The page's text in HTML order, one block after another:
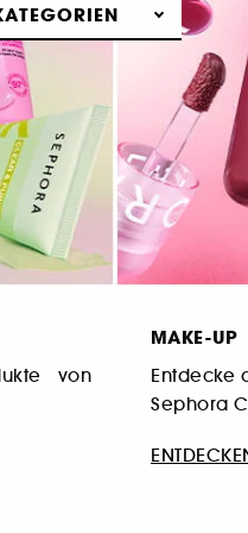
von
MAKE-UP
Entdecke
Sephora